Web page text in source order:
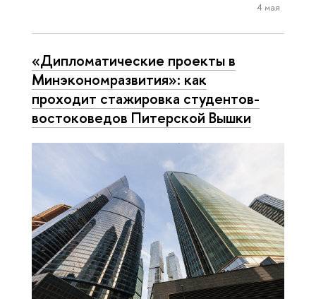
4 мая
«Дипломатические проекты в
Минэкономразвития»: как
проходит стажировка студентов-
востоковедов Питерской Вышки